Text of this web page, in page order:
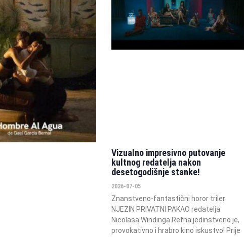
Vizualno impresivno putovanje
kultnog redatelja nakon
desetogodišnje stanke!
2026-07-05
Znanstveno-fantastični horor triler
NJEZIN PRIVATNI PAKAO redatelja
Nicolasa Windinga Refna jedinstveno je,
provokativno i hrabro kino iskustvo! Prije